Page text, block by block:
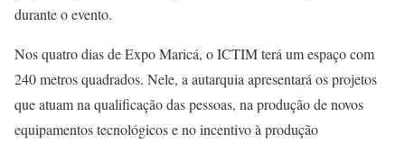
durante o evento.
Nos quatro dias de Expo Maricá, o ICTIM terá um espaço com
240 metros quadrados. Nele, a autarquia apresentará os projetos
que atuam na qualificação das pessoas, na produção de novos
equipamentos tecnológicos e no incentivo à produção